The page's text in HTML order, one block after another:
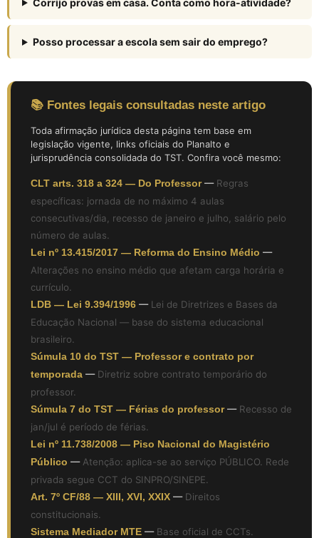
Posso processar a escola sem sair do emprego?
📚 Fontes legais consultadas neste artigo
Toda afirmação jurídica desta página tem base em
legislação vigente, links oficiais do Planalto e
jurisprudência consolidada do TST. Confira você mesmo:
CLT arts. 318 a 324 — Do Professor— Regras
específicas: jornada de no máximo 4 aulas
consecutivas/dia, recesso de janeiro e julho, salário pelo
número de aulas.
Lei nº 13.415/2017 — Reforma do Ensino Médio —
Alterações no ensino médio que afetam carga horária e
currículo.
LDB — Lei 9.394/1996 — Lei de Diretrizes e Bases da
Educação Nacional — base do sistema educacional
brasileiro.
Súmula 10 do TST — Professor e contrato por
temporada — Diretriz sobre contrato temporário do
professor.
Súmula 7 do TST — Férias do professor— Recesso de
jan/jul é período de férias.
Lei nº 11.738/2008 — Piso Nacional do Magistério
Público — Atenção: aplica-se ao serviço PÚBLICO. Rede
privada segue CCT do SINPRO/SINEPE.
Art. 7º CF/88 — XIII, XVI, XXIX — Direitos
constitucionais.
Sistema Mediador MTE — Base oficial de CCTs.